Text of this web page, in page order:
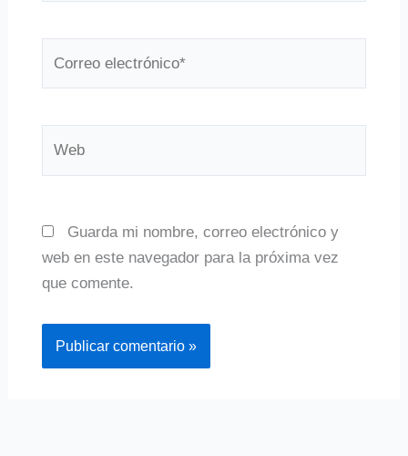
Guarda mi nombre, correo electrónico y
web en este navegador para la próxima vez
que comente.